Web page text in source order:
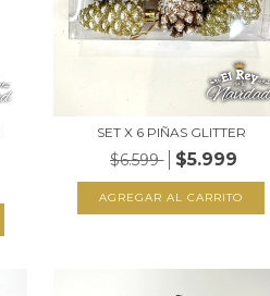
SET X 6 PIÑAS GLITTER
$6.599 $5.999